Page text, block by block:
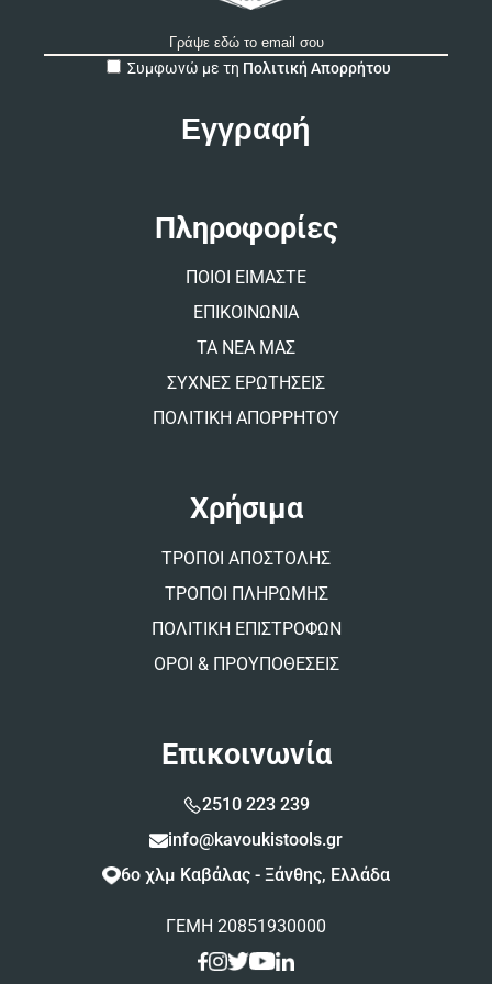
Συμφωνώ με τη Πολιτική Απορρήτου
Πληροφορίες
ΠΟΙΟΙ ΕΙΜΑΣΤΕ
ΕΠΙΚΟΙΝΩΝΙΑ
ΤΑ ΝΕΑ ΜΑΣ
ΣΥΧΝΕΣ ΕΡΩΤΗΣΕΙΣ
ΠΟΛΙΤΙΚΗ ΑΠΟΡΡΗΤΟΥ
Χρήσιμα
ΤΡΟΠΟΙ ΑΠΟΣΤΟΛΗΣ
ΤΡΟΠΟΙ ΠΛΗΡΩΜΗΣ
ΠΟΛΙΤΙΚΗ ΕΠΙΣΤΡΟΦΩΝ
ΟΡΟΙ & ΠΡΟΥΠΟΘΕΣΕΙΣ
Επικοινωνία
2510 223 239
info@kavoukistools.gr
6ο χλμ Καβάλας - Ξάνθης, Ελλάδα
ΓΕΜΗ 20851930000